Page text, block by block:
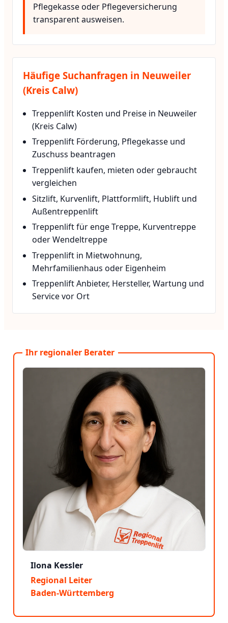
Pflegekasse oder Pflegeversicherung
transparent ausweisen.
Häufige Suchanfragen in Neuweiler
(Kreis Calw)
Treppenlift Kosten und Preise in Neuweiler
(Kreis Calw)
Treppenlift Förderung, Pflegekasse und
Zuschuss beantragen
Treppenlift kaufen, mieten oder gebraucht
vergleichen
Sitzlift, Kurvenlift, Plattformlift, Hublift und
Außentreppenlift
Treppenlift für enge Treppe, Kurventreppe
oder Wendeltreppe
Treppenlift in Mietwohnung,
Mehrfamilienhaus oder Eigenheim
Treppenlift Anbieter, Hersteller, Wartung und
Service vor Ort
Ihr regionaler Berater
Ilona Kessler
Regional Leiter
Baden-Württemberg